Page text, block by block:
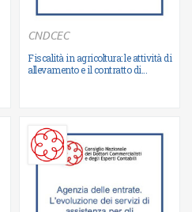
CNDCEC
Fiscalità in agricoltura: le attività di
allevamento e il contratto di...
Ulteriori informazioni